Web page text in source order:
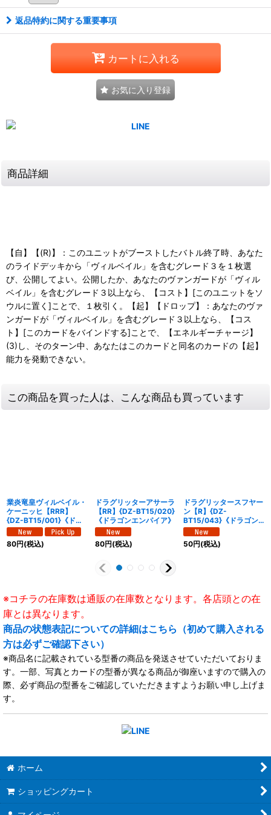
返品特約に関する重要事項
カートに入れる
お気に入り登録
商品詳細
【自】【(R)】：このユニットがブーストしたバトル終了時、あなた
のライドデッキから「ヴィルベイル」を含むグレード３を１枚選
び、公開してよい。公開したか、あなたのヴァンガードが「ヴィル
ベイル」を含むグレード３以上なら、【コスト】[このユニットをソ
ウルに置く]ことで、１枚引く。【起】【ドロップ】：あなたのヴァ
ンガードが「ヴィルベイル」を含むグレード３以上なら、【コス
ト】[このカードをバインドする]ことで、【エネルギーチャージ】
(3)し、そのターン中、あなたはこのカードと同名のカードの【起】
能力を発動できない。
この商品を買った人は、こんな商品も買っています
業炎竜皇ヴィルベイル・
ケーニッヒ【RRR】
{DZ-BT15/001}《ドラ
ゴンエンパイア》
80円(税込)
ドラグリッターアサーラ
【RR】{DZ-BT15/020}
《ドラゴンエンパイア》
80円(税込)
ドラグリッタースフヤー
ン【R】{DZ-
BT15/043}《ドラゴン
エンパイア》
50円(税込)
※コチラの在庫数は通販の在庫数となります。各店頭との在
庫とは異なります。
商品の状態表記についての詳細はこちら（初めて購入される
方は必ずご確認下さい）
※商品名に記載されている型番の商品を発送させていただいておりま
す。一部、写真とカードの型番が異なる商品が御座いますので購入の
際、必ず商品の型番をご確認していただきますようお願い申し上げま
す。
ホーム
ショッピングカート